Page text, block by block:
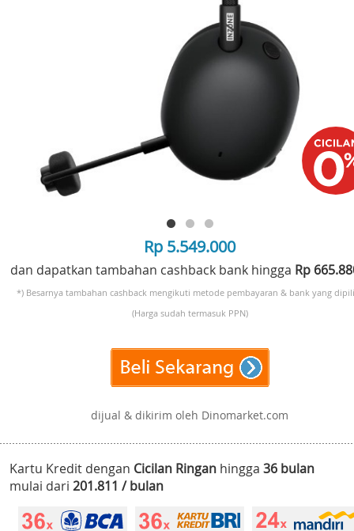
Rp 5.549.000
dan dapatkan tambahan cashback bank hingga Rp
*) Besarnya tambahan cashback mengikuti metode pembayaran & bank yang
(Harga sudah termasuk PPN)
dijual & dikirim oleh Dinomarket.com
Kartu Kredit dengan Cicilan Ringan hingga 36 bulan
mulai dari 201.811 / bulan